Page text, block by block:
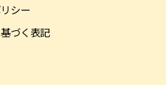
シー
づく表記